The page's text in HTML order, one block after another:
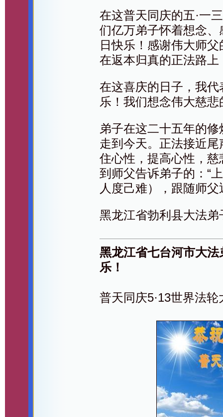
在这普天同庆的五·一
们亿万弟子怀着想念
日快乐！感谢伟大师
在返本归真的正法路
在这喜庆的日子，我
乐！我们想念伟大慈
弟子在这二十五年的
走到今天。正法接近
住心性，提高心性，
到师父告诉弟子的：“
人度己难），跟随师
黑龙江省勃利县大法弟
黑龙江省七台河市大
乐！
普天同庆5·13世界法轮